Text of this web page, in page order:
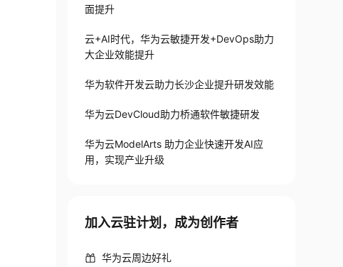
面提升
云+AI时代，华为云敏捷开发+DevOps助力
大企业效能提升
华为软件开发云助力长沙企业提升研发效能
华为云DevCloud助力桥通软件敏捷研发
华为云ModelArts 助力企业快速开发AI应
用，实现产业升级
加入云驻计划，成为创作者
华为云周边好礼